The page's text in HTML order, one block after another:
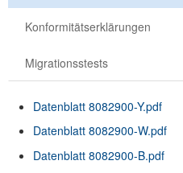
Konformitätserklärungen
Migrationsstests
Datenblatt 8082900-Y.pdf
Datenblatt 8082900-W.pdf
Datenblatt 8082900-B.pdf